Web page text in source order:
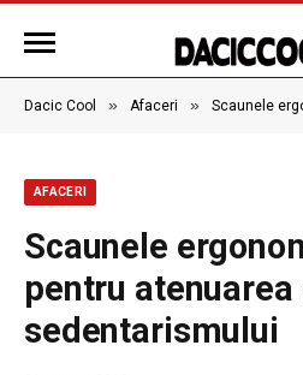
Dacic Cool » Afaceri » Scaunele
AFACERI
Scaunele
pentru
sedentarismului